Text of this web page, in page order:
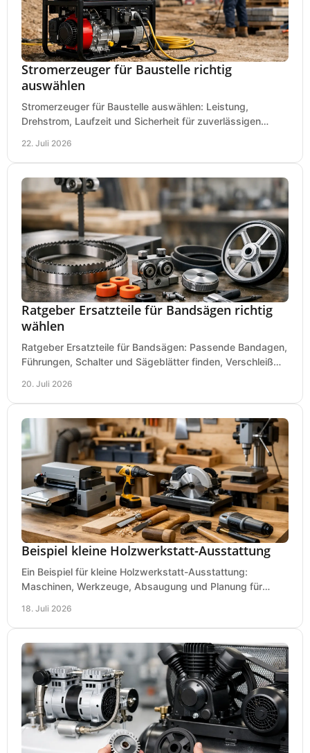
Stromerzeuger für Baustelle richtig
auswählen
Stromerzeuger für Baustelle auswählen: Leistung,
Drehstrom, Laufzeit und Sicherheit für zuverlässigen
22. Juli 2026
Ratgeber Ersatzteile für Bandsägen richtig
wählen
Ratgeber Ersatzteile für Bandsägen: Passende Bandagen,
Führungen, Schalter und Sägeblätter finden, Verschleiß
20. Juli 2026
Beispiel kleine Holzwerkstatt-Ausstattung
Ein Beispiel für kleine Holzwerkstatt-Ausstattung:
Maschinen, Werkzeuge, Absaugung und Planung für
18. Juli 2026